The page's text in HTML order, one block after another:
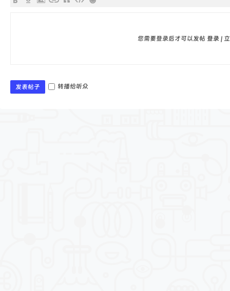
您需要登录后才可以发帖 登录 |
发表帖子 转播给听众